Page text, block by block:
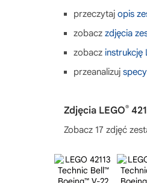
przeczytaj opis
zobacz zdjęcia
zobacz instrukcję
przeanalizuj
Zdjęcia LEGO®
Zobacz 17 zdjęć